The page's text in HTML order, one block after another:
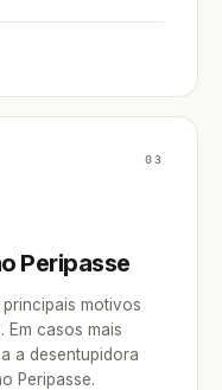
03
Peripasse
motivos
Em casos mais
a desentupidora
Peripasse.